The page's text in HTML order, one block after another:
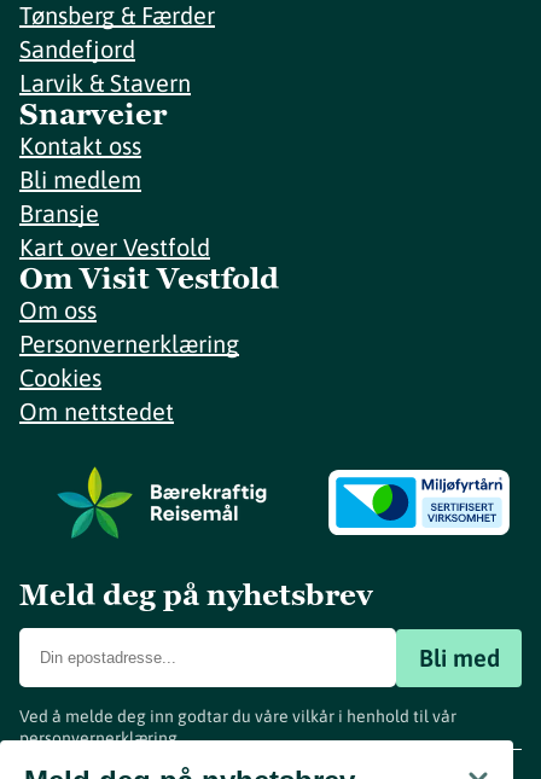
Tønsberg & Færder
Sandefjord
Larvik & Stavern
Snarveier
Kontakt oss
Bli medlem
Bransje
Kart over Vestfold
Om Visit Vestfold
Om oss
Personvernerklæring
Cookies
Om nettstedet
Meld deg på nyhetsbrev
Bli med
Ved å melde deg inn godtar du våre vilkår i henhold til vår
personvernerklæring.
www.visitvestfold.com